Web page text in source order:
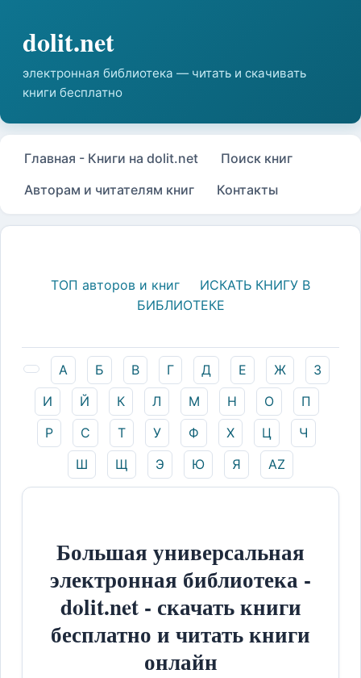
Главная - Книги на dolit.net
Поиск книг
Авторам и читателям книг
Контакты
ТОП авторов и книг
ИСКАТЬ КНИГУ В
БИБЛИОТЕКЕ
А Б В Г Д Е Ж
З
И
Й К Л М Н О
П
Р
С Т У Ф Х Ц
Ч
Ш
Щ Э Ю Я AZ
Большая универсальная
электронная библиотека -
dolit.net - скачать книги
бесплатно и читать книги
онлайн